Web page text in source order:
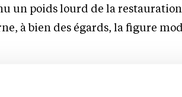
un poids lourd de la
à bien des égards, la figure
activité à 11 ans. D’où